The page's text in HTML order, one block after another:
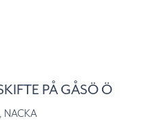
PÅ GÅSÖ Ö
, NACKA